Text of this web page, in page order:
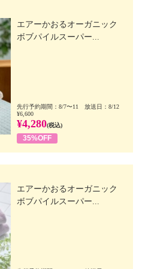
エアーかおるオーガニック
ボブパイルスーパー...
先行予約期間：8/7〜11 放送日：8/12
¥6,600
¥4,280(税込)
35%OFF
エアーかおるオーガニック
ボブパイルスーパー...